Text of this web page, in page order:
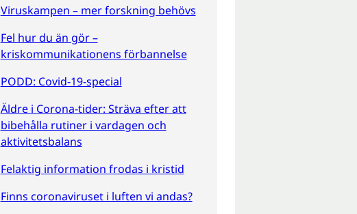
Viruskampen – mer forskning behövs
Fel hur du än gör –
kriskommunikationens förbannelse
PODD: Covid-19-special
Äldre i Corona-tider: Sträva efter att
bibehålla rutiner i vardagen och
aktivitetsbalans
Felaktig information frodas i kristid
Finns coronaviruset i luften vi andas?